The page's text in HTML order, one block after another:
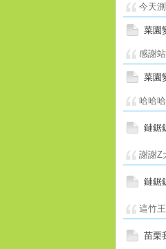
今天
菜園
感謝
菜園
哈哈
鏈鋸
謝謝Z
鏈鋸
這竹
苗栗